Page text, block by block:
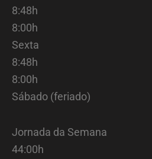
8:48h
8:00h
Sexta
8:48h
8:00h
Sábado (feriado)
Jornada da Semana
44:00h